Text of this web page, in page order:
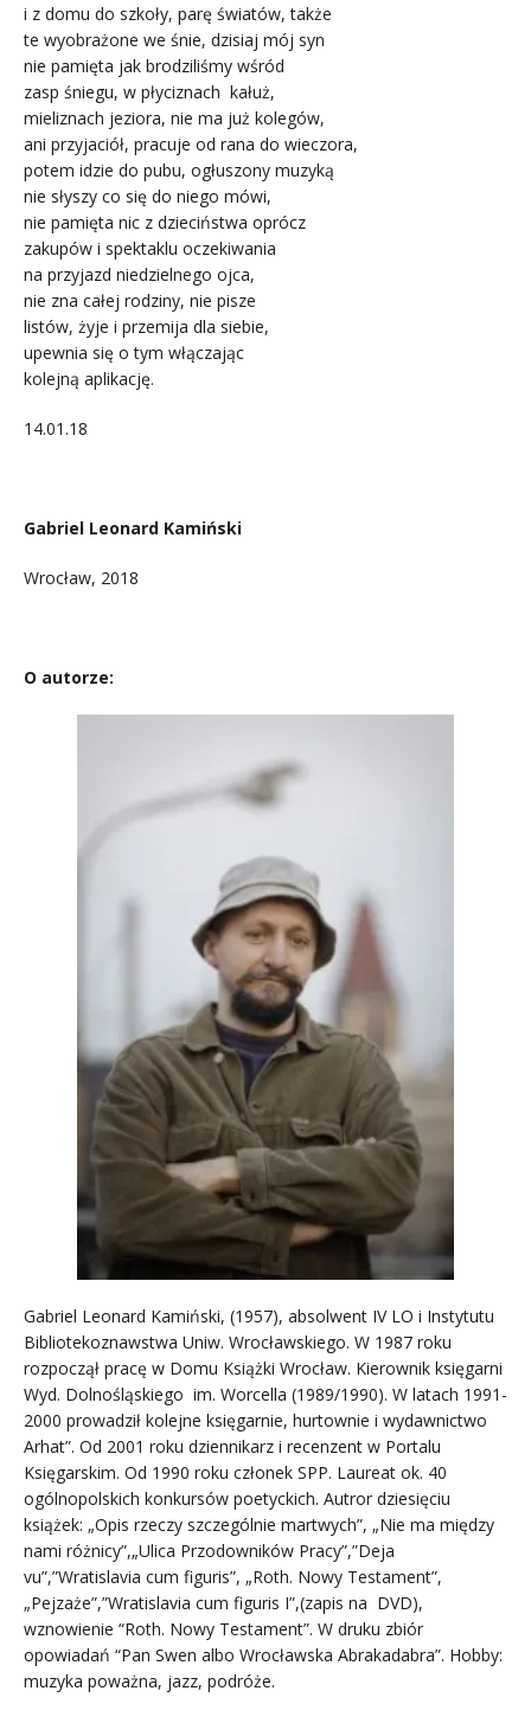
i z domu do szkoły, parę światów, także
te wyobrażone we śnie, dzisiaj mój syn
nie pamięta jak brodziliśmy wśród
zasp śniegu, w płyciznach kałuż,
mieliznach jeziora, nie ma już kolegów,
ani przyjaciół, pracuje od rana do wieczora,
potem idzie do pubu, ogłuszony muzyką
nie słyszy co się do niego mówi,
nie pamięta nic z dzieciństwa oprócz
zakupów i spektaklu oczekiwania
na przyjazd niedzielnego ojca,
nie zna całej rodziny, nie pisze
listów, żyje i przemija dla siebie,
upewnia się o tym włączając
kolejną aplikację.
14.01.18
Gabriel Leonard Kamiński
Wrocław, 2018
O autorze:
Gabriel Leonard Kamiński, (1957), absolwent IV LO i Instytutu
Bibliotekoznawstwa Uniw. Wrocławskiego. W 1987 roku
rozpoczął pracę w Domu Książki Wrocław. Kierownik księgarni
Wyd. Dolnośląskiego im. Worcella (1989/1990). W latach 1991-
2000 prowadził kolejne księgarnie, hurtownie i wydawnictwo
Arhat”. Od 2001 roku dziennikarz i recenzent w Portalu
Księgarskim. Od 1990 roku członek SPP. Laureat ok. 40
ogólnopolskich konkursów poetyckich. Autror dziesięciu
książek: „Opis rzeczy szczególnie martwych”, „Nie ma między
nami różnicy”,„Ulica Przodowników Pracy”,”Deja
vu”,”Wratislavia cum figuris”, „Roth. Nowy Testament”,
„Pejzaże”,”Wratislavia cum figuris I”,(zapis na DVD),
wznowienie “Roth. Nowy Testament”. W druku zbiór
opowiadań “Pan Swen albo Wrocławska Abrakadabra”. Hobby:
muzyka poważna, jazz, podróże.